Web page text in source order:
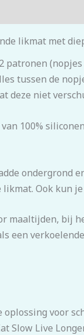
likmat met
patronen
tussen de
deze niet
100%
ondergrond
likmat. Ook kun
maaltijden, bij
een
oplossing voor
Slow Live